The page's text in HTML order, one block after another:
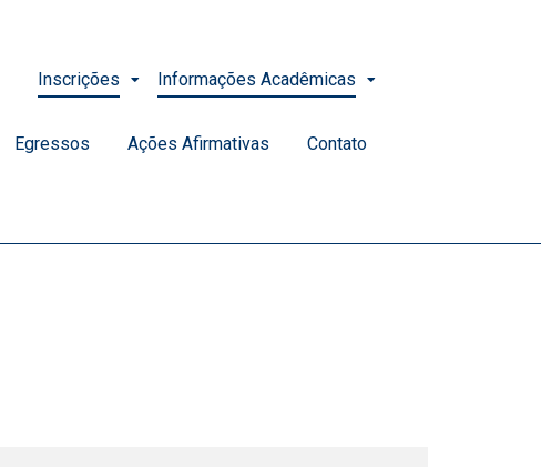
Inscrições Informações Acadêmicas
Egressos Ações Afirmativas Contato